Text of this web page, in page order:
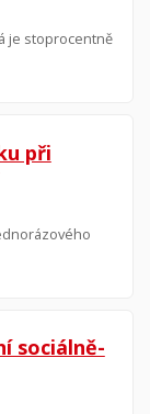
je stoprocentně
při
sociálně-